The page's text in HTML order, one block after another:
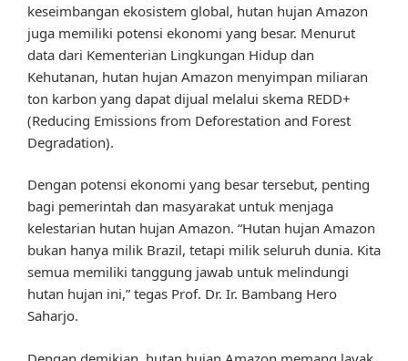
keseimbangan ekosistem global, hutan hujan Amazon
juga memiliki potensi ekonomi yang besar. Menurut
data dari Kementerian Lingkungan Hidup dan
Kehutanan, hutan hujan Amazon menyimpan miliaran
ton karbon yang dapat dijual melalui skema REDD+
(Reducing Emissions from Deforestation and Forest
Degradation).
Dengan potensi ekonomi yang besar tersebut, penting
bagi pemerintah dan masyarakat untuk menjaga
kelestarian hutan hujan Amazon. “Hutan hujan Amazon
bukan hanya milik Brazil, tetapi milik seluruh dunia. Kita
semua memiliki tanggung jawab untuk melindungi
hutan hujan ini,” tegas Prof. Dr. Ir. Bambang Hero
Saharjo.